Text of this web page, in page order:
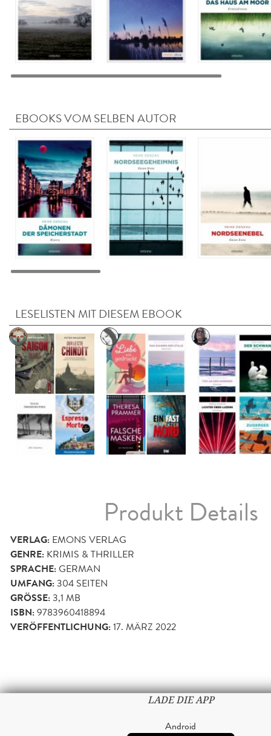
EBOOKS VOM SELBEN AUTOR
LESELISTEN MIT DIESEM EBOOK
Produkt Details
VERLAG: EMONS VERLAG
GENRE: KRIMIS & THRILLER
SPRACHE:GERMAN
UMFANG:304 SEITEN
GRÖSSE: 3,1 MB
ISBN:9783960418894
VERÖFFENTLICHUNG:17. MÄRZ 2022
LADE DIE APP
Android